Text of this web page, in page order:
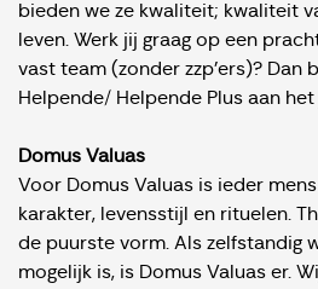
bieden we ze kwaliteit; kwaliteit
leven. Werk jij graag op een
vast team (zonder zzp'ers)? Dan
Helpende/ Helpende Plus aan het
Domus Valuas
Voor Domus Valuas is ieder
karakter, levensstijl en rituelen.
de puurste vorm. Als zelfstandig
mogelijk is, is Domus Valuas er.